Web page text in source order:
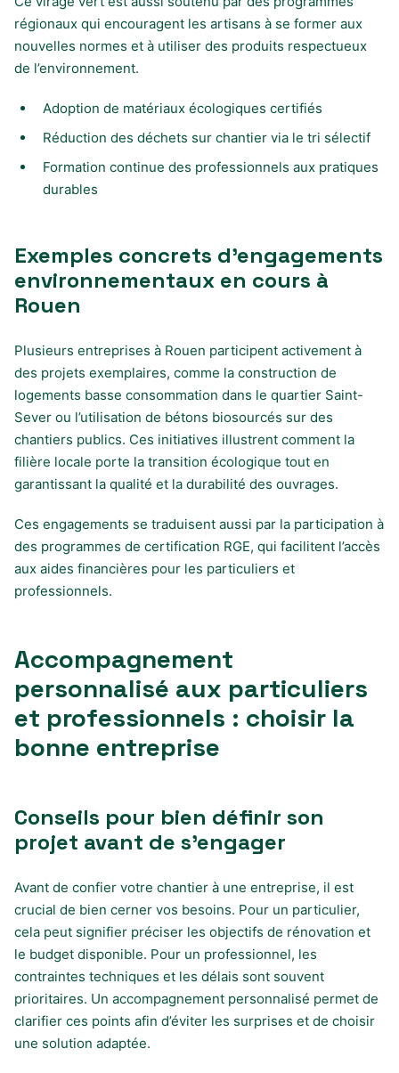
régionaux qui encouragent les artisans à se former aux
nouvelles normes et à utiliser des produits respectueux
de l’environnement.
Adoption de matériaux écologiques certifiés
Réduction des déchets sur chantier via le tri sélectif
Formation continue des professionnels aux pratiques
durables
Exemples concrets d’engagements
environnementaux en cours à
Rouen
Plusieurs entreprises à Rouen participent activement à
des projets exemplaires, comme la construction de
logements basse consommation dans le quartier Saint-
Sever ou l’utilisation de bétons biosourcés sur des
chantiers publics. Ces initiatives illustrent comment la
filière locale porte la transition écologique tout en
garantissant la qualité et la durabilité des ouvrages.
Ces engagements se traduisent aussi par la participation à
des programmes de certification RGE, qui facilitent l’accès
aux aides financières pour les particuliers et
professionnels.
Accompagnement
personnalisé aux particuliers
et professionnels : choisir la
bonne entreprise
Conseils pour bien définir son
projet avant de s’engager
Avant de confier votre chantier à une entreprise, il est
crucial de bien cerner vos besoins. Pour un particulier,
cela peut signifier préciser les objectifs de rénovation et
le budget disponible. Pour un professionnel, les
contraintes techniques et les délais sont souvent
prioritaires. Un accompagnement personnalisé permet de
clarifier ces points afin d’éviter les surprises et de choisir
une solution adaptée.